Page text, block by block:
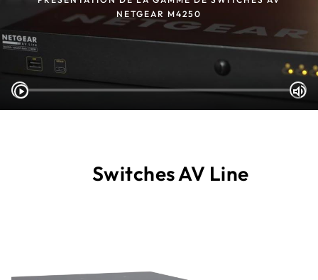
NETGEAR M4250
Switches AV Line